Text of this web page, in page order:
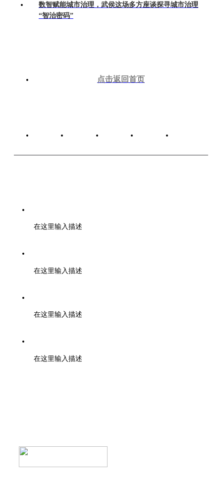
数智赋能城市治理，武侯这场多方座谈探寻城市治理
“智治密码”
点击返回首页
关于我们 广告服务 版权声明 网站建设
在这里输入描述
在这里输入描述
在这里输入描述
在这里输入描述